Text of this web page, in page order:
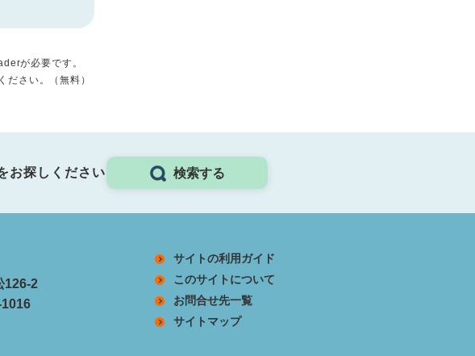
が必要です。
さい。（無料）
お探しください 検索する
126-2
サイトの利用ガイド
このサイトについて
お問合せ先一覧
サイトマップ